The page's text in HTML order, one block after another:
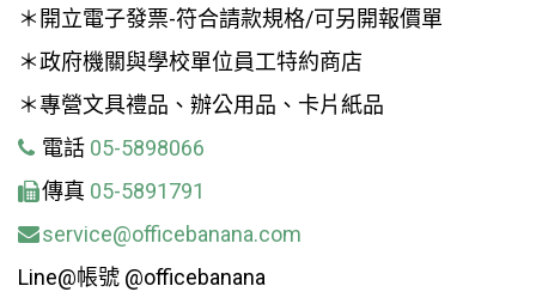
＊開立電子發票-符合請款規格/可另開報價單
＊政府機關與學校單位員工特約商店
＊專營文具禮品、辦公用品、卡片紙品
電話 05-5898066
傳真 05-5891791
service@officebanana.com
Line@帳號 @officebanana